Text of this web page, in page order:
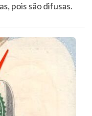
pois são difusas.